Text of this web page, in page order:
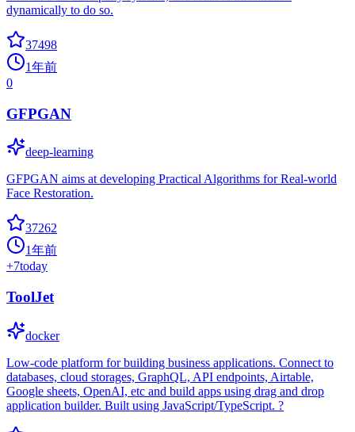
dynamically to do so.
37498
1年前
0
GFPGAN
deep-learning
GFPGAN aims at developing Practical Algorithms for Real-world
Face Restoration.
37262
1年前
+7today
ToolJet
docker
Low-code platform for building business applications. Connect to
databases, cloud storages, GraphQL, API endpoints, Airtable,
Google sheets, OpenAI, etc and build apps using drag and drop
application builder. Built using JavaScript/TypeScript. ?